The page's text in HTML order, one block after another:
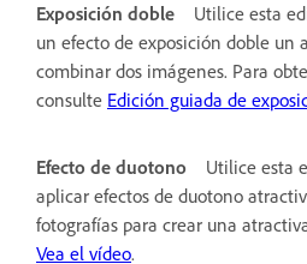
Exposición doble
Utilice esta
un efecto de exposición doble un
combinar dos imágenes. Para
consulte Edición guiada de
Efecto de duotono
Utilice esta
aplicar efectos de duotono
fotografías para crear una
Vea el vídeo.